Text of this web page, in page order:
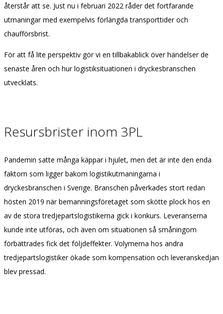
återstår att se. Just nu i februari 2022 råder det fortfarande
utmaningar med exempelvis förlängda transporttider och
chaufförsbrist.
För att få lite perspektiv gör vi en tillbakablick över händelser de
senaste åren och hur logistiksituationen i dryckesbranschen
utvecklats.
Resursbrister inom 3PL
Pandemin satte många käppar i hjulet, men det är inte den enda
faktorn som ligger bakom logistikutmaningarna i
dryckesbranschen i Sverige. Branschen påverkades stort redan
hösten 2019 när bemanningsföretaget som skötte plock hos en
av de stora tredjepartslogistikerna gick i konkurs. Leveranserna
kunde inte utföras, och även om situationen så småningom
förbättrades fick det följdeffekter. Volymerna hos andra
tredjepartslogistiker ökade som kompensation och leveranskedjan
blev pressad.